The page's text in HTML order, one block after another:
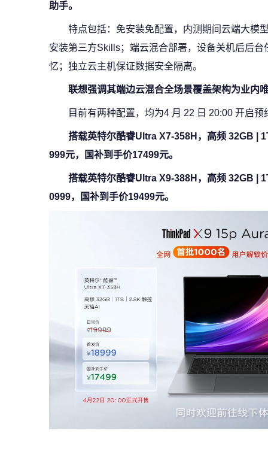
助手。
特点包括：免安装免配置，内测期间云端大模
安装第三方Skills；端云混合部署，设备关机后后
忆；独立云主机保证数据安全隔离。
联想强调其端边云混合全场景覆盖架构为业内
目前有两种配置，均为4 月 22 日 20:00 开启预
搭载英特尔酷睿Ultra X7-358H，高频 32GB |
999元，国补到手价17499元。
搭载英特尔酷睿Ultra X9-388H，高频 32GB |
0999，国补到手价19499元。